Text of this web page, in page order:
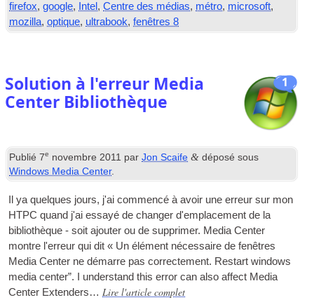
firefox,google, Intel ,Centre des médias, métro, microsoft,
mozilla,optique, ultrabook,fenêtres 8
1
Solution à l'erreur Media
Center Bibliothèque
Publié7e novembre 2011 parJon Scaife & déposé sous
Windows Media Center.
Il ya quelques jours, j'ai commencé à avoir une erreur sur mon
HTPC quand j'ai essayé de changer d'emplacement de la
bibliothèque - soit ajouter ou de supprimer. Media Center
montre l'erreur qui dit « Un élément nécessaire de fenêtres
Media Center ne démarre pas correctement. Restart win­dows
media cen­ter”. I under­stand this error can also affect Media
Cen­ter Extenders… Lire l'article complet